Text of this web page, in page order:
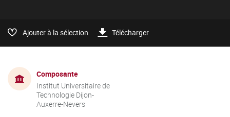
Ajouter à la sélection Télécharger
Composante
Institut Universitaire de
Technologie Dijon-
Auxerre-Nevers